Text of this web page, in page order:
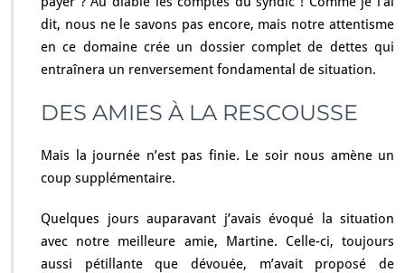
dit, nous ne le savons pas encore, mais notre attentisme
en ce domaine crée un dossier complet de dettes qui
entraînera un renversement fondamental de situation.
DES AMIES À LA RESCOUSSE
Mais la journée n’est pas finie. Le soir nous amène un
coup supplémentaire.
Quelques jours auparavant j’avais évoqué la situation
avec notre meilleure amie, Martine. Celle-ci, toujours
aussi pétillante que dévouée, m’avait proposé de